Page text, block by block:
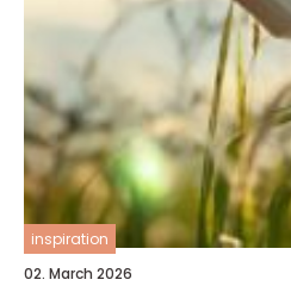
inspiration
02. March 2026